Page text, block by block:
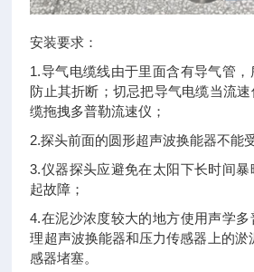
安装要求：
1.导气电缆线由于里面含有导气管，
防止其折断；切忌把导气电缆当流
缆拖拽多普勒流速仪；
2.探头前面的圆形超声波换能器不能
3.仪器探头应避免在太阳下长时间暴
起故障；
4.在泥沙浓度较大的地方使用声学
理超声波换能器和压力传感器上的淤
感器堵塞。